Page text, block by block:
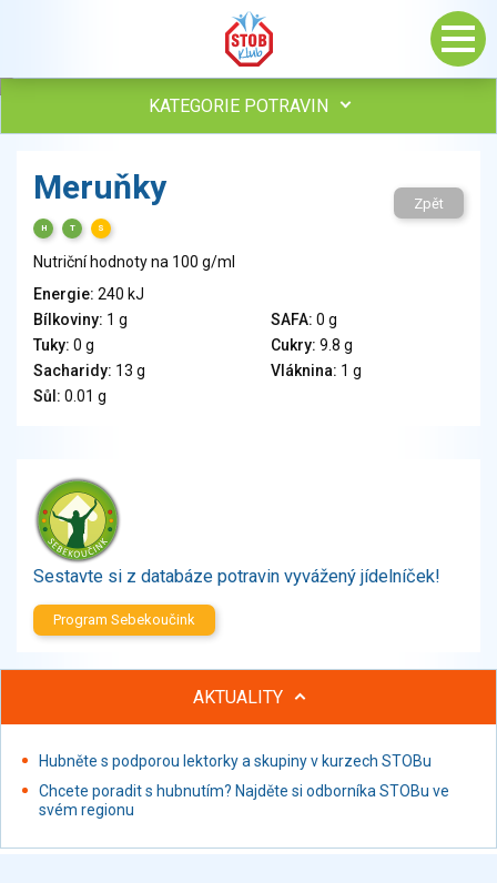
KATEGORIE POTRAVIN
Vejce
Mléko
Veganské a vegetariánské výrobky
Tuky
Obiloviny, mouka, cereální výrobky
Chléb, pečivo, křehké chleby, pufované výrobky
Ořechy, semena
Zelenina
Brambory, luštěniny, houby
Sladkosti, slané výrobky
Ochucovadla, přísady, sladidla
Proteinové výrobky, doplňky stravy
Nápoje alkoholické
Restaurace, jídelny, hotová jídla
Fastfood
Studená kuchyně, lahůdkářské výrobky
Meruňky
H T S
Zpět
Nutriční hodnoty na 100 g/ml
Energie: 240 kJ
Bílkoviny: 1 g SAFA: 0 g
Tuky: 0 g Cukry: 9.8 g
Sacharidy: 13 g Vláknina: 1 g
Sůl: 0.01 g
Sestavte si z databáze potravin vyvážený jídelníček!
Program Sebekoučink
AKTUALITY
Hubněte s podporou lektorky a skupiny v kurzech STOBu
Chcete poradit s hubnutím? Najděte si odborníka STOBu ve
svém regionu